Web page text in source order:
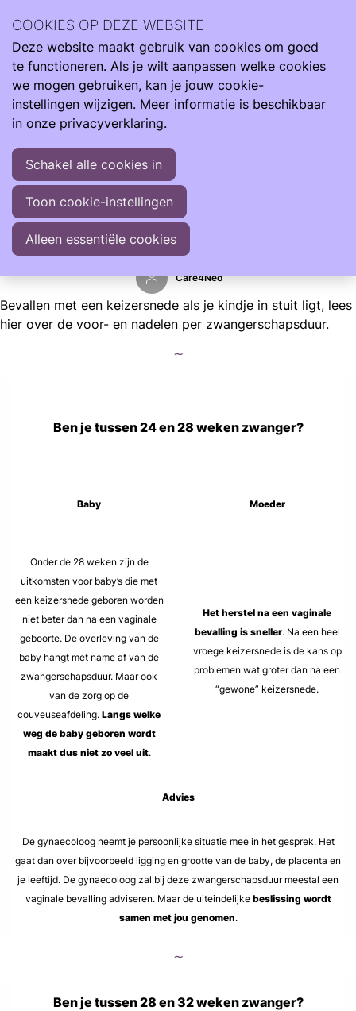
Zoeken
om je te ondersteunen als je kind te vroeg, te licht en ziek
geboren wordt.
Zwangerschap
Dreigende vroeggeboorte: stuitligging
Dreigende vroeggeboorte: stuitligging
Het kan zijn dat je zorgen maakt over de manier van
bevallen nu je te maken hebt met een dreigende
vroeggeboorte terwijl je baby in stuitligging ligt. Jouw arts
zal met jou alle voordelen en nadelen bespreken.
Care4Neo
Bevallen met een keizersnede als je kindje in stuit ligt, lees
hier over de voor- en nadelen per zwangerschapsduur.
∼
Ben je tussen 24 en 28 weken zwanger?
Baby Moeder
Onder de 28 weken zijn de
uitkomsten voor baby’s die met
een keizersnede geboren worden
niet beter dan na een vaginale
geboorte. De overleving van de
baby hangt met name af van de
zwangerschapsduur. Maar ook
van de zorg op de
couveuseafdeling. Langs welke
weg de baby geboren wordt
maakt dus niet zo veel uit.
Het herstel na een vaginale
bevalling is sneller. Na een heel
vroege keizersnede is de kans op
problemen wat groter dan na een
“gewone” keizersnede.
Advies
De gynaecoloog neemt je persoonlijke situatie mee in het gesprek. Het
gaat dan over bijvoorbeeld ligging en grootte van de baby, de placenta en
je leeftijd. De gynaecoloog zal bij deze zwangerschapsduur meestal een
vaginale bevalling adviseren. Maar de uiteindelijke beslissing wordt
samen met jou genomen.
∼
Ben je tussen 28 en 32 weken zwanger?
COOKIES OP DEZE WEBSITE
Deze website maakt gebruik van cookies om goed
te functioneren. Als je wilt aanpassen welke cookies
we mogen gebruiken, kan je jouw cookie-
instellingen wijzigen. Meer informatie is beschikbaar
in onze privacyverklaring.
Schakel alle cookies in
Toon cookie-instellingen
Alleen essentiële cookies